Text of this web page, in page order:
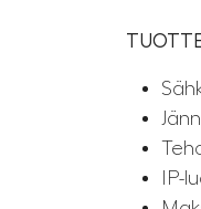
IP-